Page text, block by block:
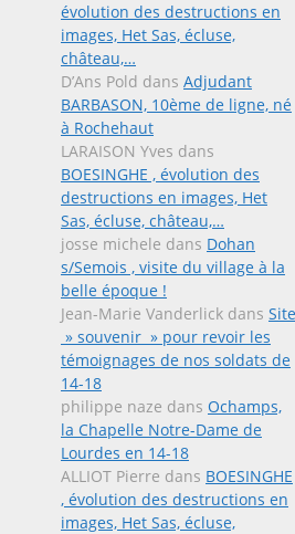
évolution des destructions en
images, Het Sas, écluse,
château,…
D’Ans Pold dans Adjudant
BARBASON, 10ème de ligne, né
à Rochehaut
LARAISON Yves dans
BOESINGHE , évolution des
destructions en images, Het
Sas, écluse, château,…
josse michele dans Dohan
s/Semois , visite du village à la
belle époque !
Jean-Marie Vanderlick dans Site
» souvenir » pour revoir les
témoignages de nos soldats de
14-18
philippe naze dans Ochamps,
la Chapelle Notre-Dame de
Lourdes en 14-18
ALLIOT Pierre dans BOESINGHE
, évolution des destructions en
images, Het Sas, écluse,